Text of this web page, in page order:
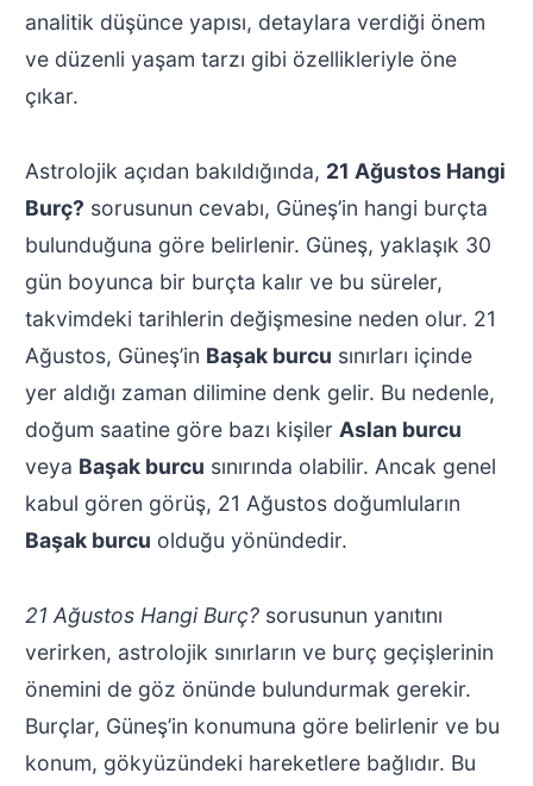
analitik düşünce yapısı, detaylara verdiği önem
ve düzenli yaşam tarzı gibi özellikleriyle öne
çıkar.
Astrolojik açıdan bakıldığında, 21 Ağustos Hangi
Burç? sorusunun cevabı, Güneş’in hangi burçta
bulunduğuna göre belirlenir. Güneş, yaklaşık 30
gün boyunca bir burçta kalır ve bu süreler,
takvimdeki tarihlerin değişmesine neden olur. 21
Ağustos, Güneş’in Başak burcu sınırları içinde
yer aldığı zaman dilimine denk gelir. Bu nedenle,
doğum saatine göre bazı kişiler Aslan burcu
veya Başak burcu sınırında olabilir. Ancak genel
kabul gören görüş, 21 Ağustos doğumluların
Başak burcu olduğu yönündedir.
21 Ağustos Hangi Burç?sorusunun yanıtını
verirken, astrolojik sınırların ve burç geçişlerinin
önemini de göz önünde bulundurmak gerekir.
Burçlar, Güneş’in konumuna göre belirlenir ve bu
konum, gökyüzündeki hareketlere bağlıdır. Bu